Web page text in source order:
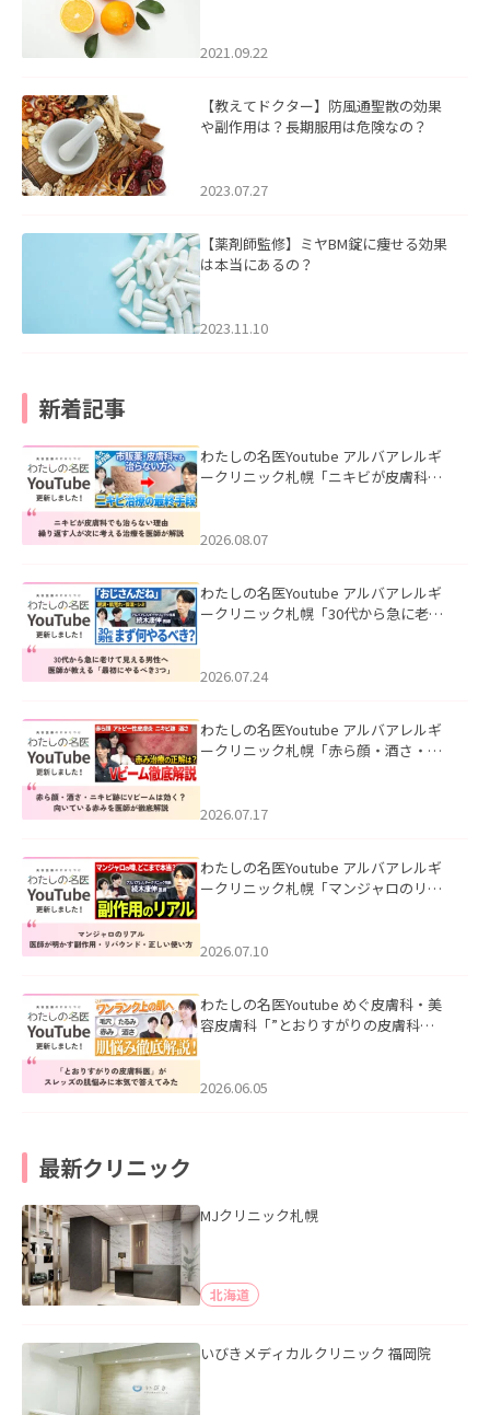
2021.09.22
【教えてドクター】防風通聖散の効果
や副作用は？長期服用は危険なの？
2023.07.27
【薬剤師監修】ミヤBM錠に痩せる効果
は本当にあるの？
2023.11.10
新着記事
わたしの名医Youtube アルバアレルギ
ークリニック札幌「ニキビが皮膚科で
ました。
2026.08.07
わたしの名医Youtube アルバアレルギ
ークリニック札幌「30代から急に老け
た。
2026.07.24
わたしの名医Youtube アルバアレルギ
ークリニック札幌「赤ら顔・酒さ・ニ
した。
2026.07.17
わたしの名医Youtube アルバアレルギ
ークリニック札幌「マンジャロのリア
た。
2026.07.10
わたしの名医Youtube めぐ皮膚科・美
容皮膚科「”とおりすがりの皮膚科
2026.06.05
最新クリニック
MJクリニック札幌
北海道
いびきメディカルクリニック 福岡院